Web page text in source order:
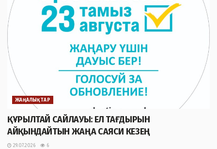
ЖАҢАЛЫҚТАР
ҚҰРЫЛТАЙ САЙЛАУЫ: ЕЛ ТАҒДЫРЫН
АЙҚЫНДАЙТЫН ЖАҢА САЯСИ КЕЗЕҢ
29.07.2026 6